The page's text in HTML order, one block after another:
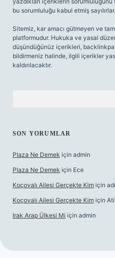
bu sorumluluğu kabul etmiş sayılırlar.
Sitemiz, kar amacı gütmeyen ve
platformudur. Hukuka ve yasal
düşündüğünüz içerikleri,
bildirmeniz halinde, ilgili içerikler
kaldırılacaktır.
SON YORUMLAR
Plaza Ne Demek için admin
Plaza Ne Demek için Ece
Koçovalı Ailesi Gerçekte Kim için
Koçovalı Ailesi Gerçekte Kim için
Irak Arap Ülkesi Mi için admin